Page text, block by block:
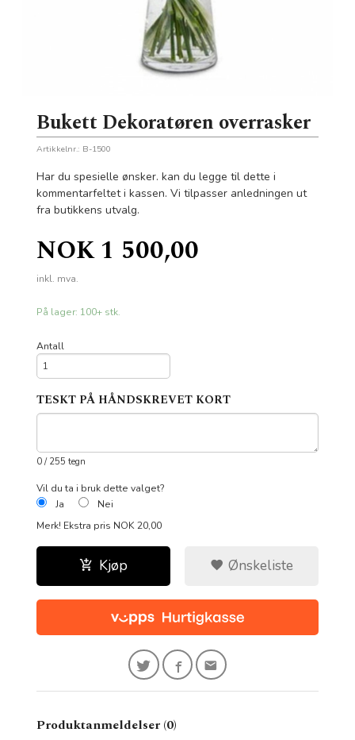
Bukett Dekoratøren overrasker
Artikkelnr.: B-1500
Har du spesielle ønsker. kan du legge til dette i
kommentarfeltet i kassen. Vi tilpasser anledningen ut
fra butikkens utvalg.
Pris
NOK1 500,00
inkl. mva.
På lager: 100+ stk.
Antall
TESKT PÅ HÅNDSKREVET KORT
0 / 255 tegn
Vil du ta i bruk dette valget?
Ja
Nei
Merk! Ekstra pris NOK 20,00
Kjøp Ønskeliste
Produktanmeldelser (0)